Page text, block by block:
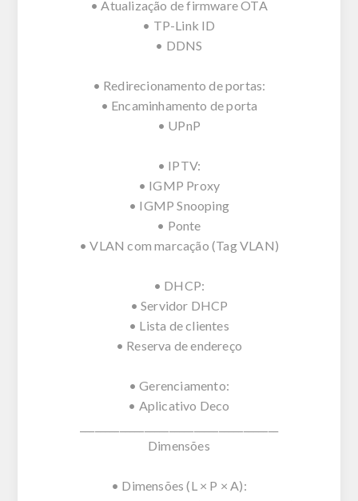
• Atualização de firmware OTA
• TP-Link ID
• DDNS
• Redirecionamento de portas:
• Encaminhamento de porta
• UPnP
• IPTV:
• IGMP Proxy
• IGMP Snooping
• Ponte
• VLAN com marcação (Tag VLAN)
• DHCP:
• Servidor DHCP
• Lista de clientes
• Reserva de endereço
• Gerenciamento:
• Aplicativo Deco
Dimensões
• Dimensões (L × P × A):